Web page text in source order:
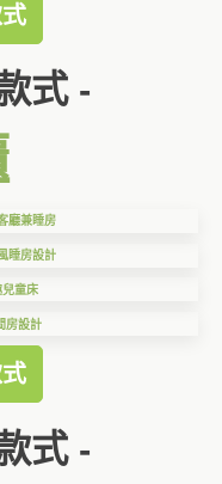
式 -
廳兼睡房
睡房設計
兒童床
房設計
式 -